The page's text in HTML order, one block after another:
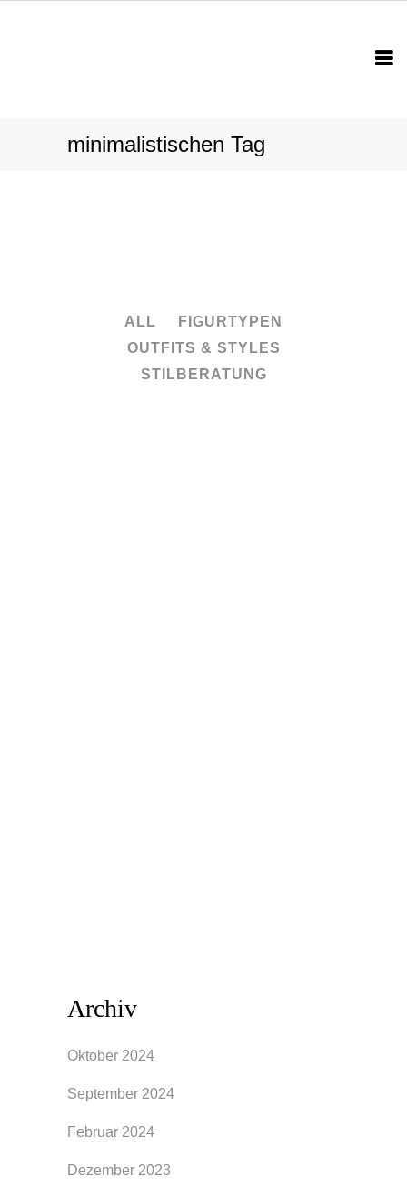
minimalistischen Tag
ALL
FIGURTYPEN
OUTFITS & STYLES
STILBERATUNG
Archiv
Oktober 2024
September 2024
Februar 2024
Dezember 2023